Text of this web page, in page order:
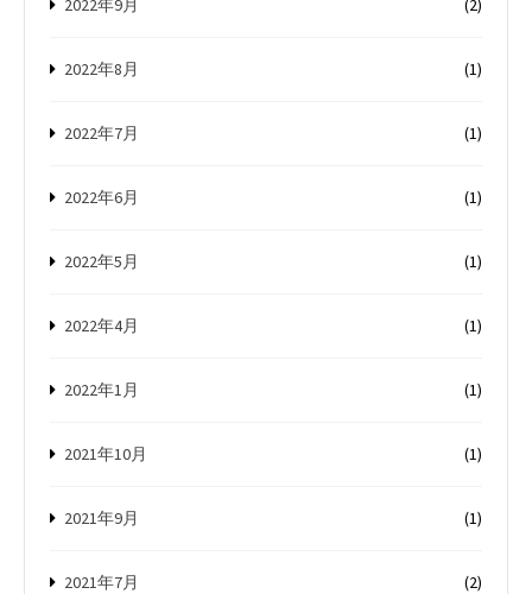
2022年9月 (2)
2022年8月 (1)
2022年7月 (1)
2022年6月 (1)
2022年5月 (1)
2022年4月 (1)
2022年1月 (1)
2021年10月 (1)
2021年9月 (1)
2021年7月 (2)